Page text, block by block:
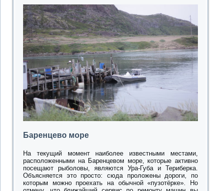
Баренцево море
На текущий момент наиболее известными местами,
расположенными на Баренцевом море, которые активно
посещают рыболовы, являются Ура-Губа и Териберка.
Объясняется это просто: сюда проложены дороги, по
которым можно проехать на обычной «пузотёрке». Но